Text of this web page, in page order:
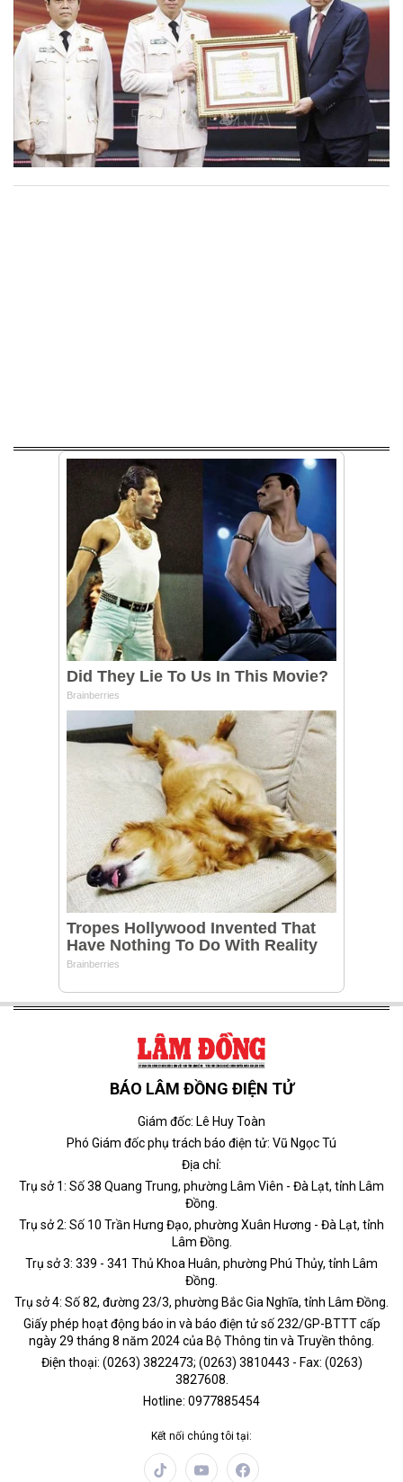
BÁO LÂM ĐỒNG ĐIỆN TỬ
Giám đốc: Lê Huy Toàn
Phó Giám đốc phụ trách báo điện tử: Vũ Ngọc Tú
Địa chỉ:
Trụ sở 1: Số 38 Quang Trung, phường Lâm Viên - Đà Lạt, tỉnh Lâm
Đồng.
Trụ sở 2: Số 10 Trần Hưng Đạo, phường Xuân Hương - Đà Lạt, tỉnh
Lâm Đồng.
Trụ sở 3: 339 - 341 Thủ Khoa Huân, phường Phú Thủy, tỉnh Lâm
Đồng.
Trụ sở 4: Số 82, đường 23/3, phường Bắc Gia Nghĩa, tỉnh Lâm Đồng.
Giấy phép hoạt động báo in và báo điện tử số 232/GP-BTTT cấp
ngày 29 tháng 8 năm 2024 của Bộ Thông tin và Truyền thông.
Điện thoại: (0263) 3822473; (0263) 3810443 - Fax: (0263)
3827608.
Hotline: 0977885454
Kết nối chúng tôi tại: